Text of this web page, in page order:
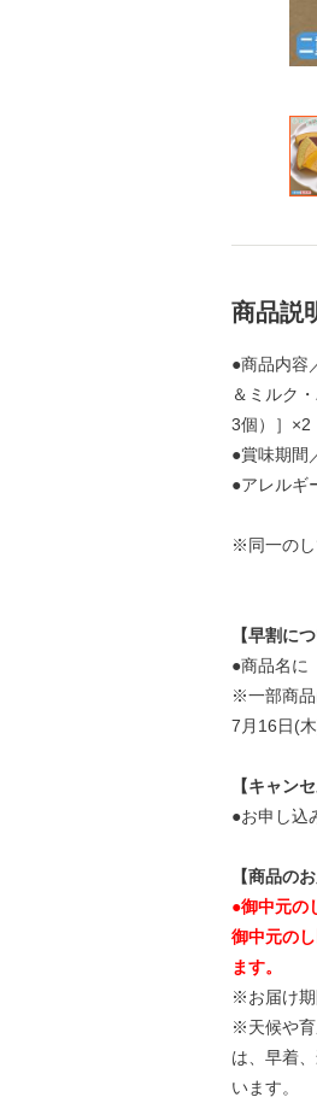
商品説
●商品内容
＆ミルク
3個）］×2
●賞味期間
●アレルギ
※同一の
【早割に
●商品名に
※一部商品
7月16日(
【キャン
●お申し込
【商品の
●御中元の
御中元の
ます。
※お届け期
※天候や育
は、早着
います。